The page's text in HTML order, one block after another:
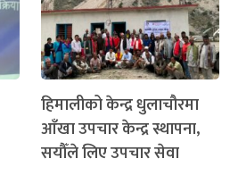
हिमालीको केन्द्र धुलाचौरमा
आँखा उपचार केन्द्र स्थापना,
सयौँले लिए उपचार सेवा